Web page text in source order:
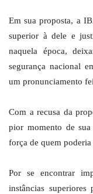
Em sua proposta, a
superior à dele e
naquela época,
segurança nacional
um pronunciamento
Com a recusa da
pior momento de
força de quem
Por se encontrar
instâncias superiores